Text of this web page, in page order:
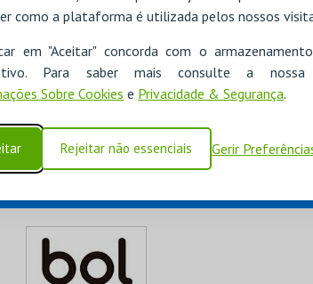
como a plataforma é utilizada pelos nossos
em "Aceitar" concorda com o
Para saber mais consulte a nossa
Sobre Cookies e Privacidade & Segurança.
Rejeitar não essenciais Gerir